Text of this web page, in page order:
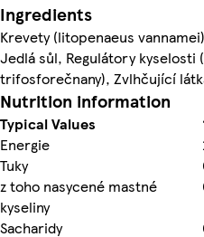
Ingredients
Krevety (litopenaeus
Jedlá sůl, Regulátory kyselosti
trifosforečnany), Zvlhčující
Nutrition information
Typical Values
Energie
Tuky
z toho nasycené mastné
kyseliny
Sacharidy